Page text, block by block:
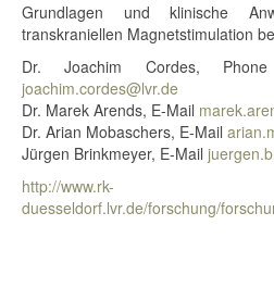
Grundlagen und klinische
transkraniellen Magnetstimulation
Dr. Joachim Cordes, Phone
joachim.cordes@lvr.de
Dr. Marek Arends, E-Mail
Dr. Arian Mobaschers, E-Mail
Jürgen Brinkmeyer, E-Mail
http://www.rk-
duesseldorf.lvr.de/forschung/